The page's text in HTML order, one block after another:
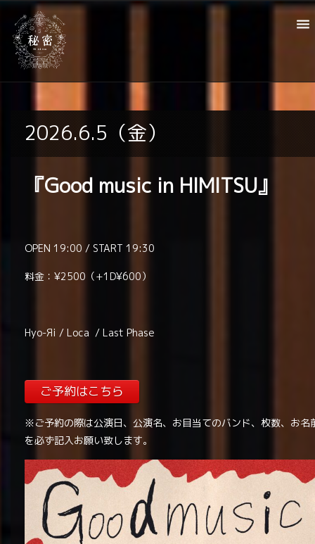
2026.6.5（金）
『Good music in HIMITSU』
OPEN 19:00 / START 19:30
料金：¥2500（+1D¥600）
Hyo-Яi / Loca / Last Phase
ご予約はこちら
※ご予約の際は公演日、公演名、お目当てのバンド、枚数、お名
を必ず記入お願い致します。